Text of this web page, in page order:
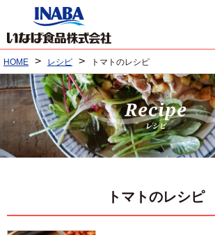
HOME > レシピ > トマトのレシピ
トマトのレシピ